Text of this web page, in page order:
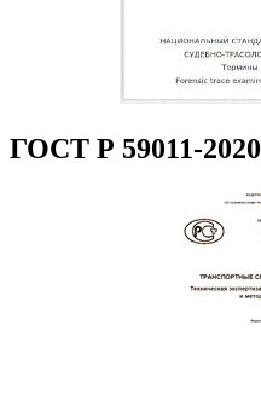
ГОСТ Р 59011-2020